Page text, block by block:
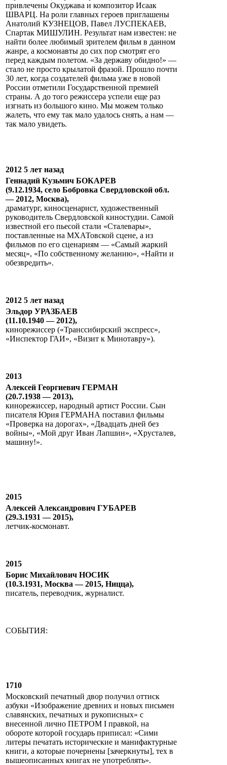
привлечены Окуджава и композитор Исаак
ШВАРЦ. На роли главных героев приглашены
Анатолий КУЗНЕЦОВ, Павел ЛУСПЕКАЕВ,
Cпартак МИШУЛИН. Результат нам известен: не
найти более любимый зрителем фильм в данном
жанре, а космонавты до сих пор смотрят его
перед каждым полетом. «За державу обидно!» —
стало не просто крылатой фразой. Прошло почти
30 лет, когда создателей фильма уже в новой
России отметили Государственной премией
страны. А до того режиссера успели еще раз
изгнать из большого кино. Мы можем только
жалеть, что ему так мало удалось снять, а нам —
так мало увидеть.
2012 5 лет назад
Геннадий Кузьмич БОКАРЕВ
(9.12.1934, село Бобровка Свердловской обл.
— 2012, Москва),
драматург, киносценарист, художественный
руководитель Свердловской киностудии. Самой
известной его пьесой стали «Сталевары»,
поставленные на МХАТовской сцене, а из
фильмов по его сценариям — «Самый жаркий
месяц», «По собственному желанию», «Найти и
обезвредить».
2012 5 лет назад
Эльдор УРАЗБАЕВ
(11.10.1940 — 2012),
кинорежиссер («Транссибирский экспресс»,
«Инспектор ГАИ», «Визит к Минотавру»).
2013
Алексей Георгиевич ГЕРМАН
(20.7.1938 — 2013),
кинорежиссер, народный артист России. Cын
писателя Юрия ГЕРМАНА поставил фильмы
«Проверка на дорогах», «Двадцать дней без
войны», «Мой друг Иван Лапшин», «Хрусталев,
машину!».
2015
Алексей Александрович ГУБАРЕВ
(29.3.1931 — 2015),
летчик-космонавт.
2015
Борис Михайлович НОСИК
(10.3.1931, Москва — 2015, Ницца),
писатель, переводчик, журналист.
СОБЫТИЯ:
1710
Московский печатный двор получил оттиск
азбуки «Изображение древних и новых письмен
славянских, печатных и рукописных» с
внесенной лично ПЕТРОМ I правкой, на
обороте которой государь приписал: «Cими
литеры печатать исторические и манифактурные
книги, а которые почернены [зачеркнуты], тех в
вышеописанных книгах не употреблять».